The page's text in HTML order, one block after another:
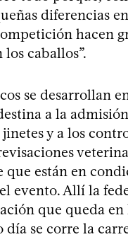
diferencias
hacen
caballos”.
se desarrollan
a la
y a los
que están en
evento. Allí la
que queda en
día se corre la